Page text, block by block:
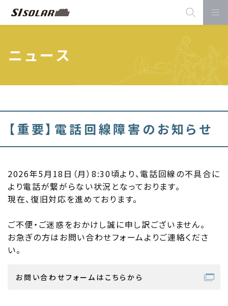
ニュース
【重要】電話回線障害のお知らせ
2026年5月18日（月）8:30頃より、電話回線の不具合に
より電話が繋がらない状況となっております。
現在、復旧対応を進めております。
ご不便・ご迷惑をおかけし誠に申し訳ございません。
お急ぎの方はお問い合わせフォームよりご連絡くださ
い。
お問い合わせフォームはこちらから